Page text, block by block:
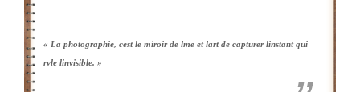
« La photographie, cest le miroir de lme et lart de capturer linstant qui
rvle linvisible. »